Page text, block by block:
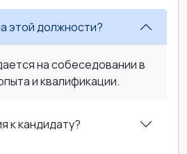
этой должности?
на собеседовании в
и квалификации.
к кандидату?